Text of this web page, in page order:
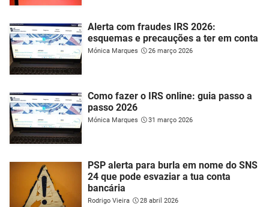
Alerta com fraudes IRS 2026:
esquemas e precauções a ter em conta
Mónica Marques 26 março 2026
Como fazer o IRS online: guia passo a
passo 2026
Mónica Marques 31 março 2026
PSP alerta para burla em nome do SNS
24 que pode esvaziar a tua conta
bancária
Rodrigo Vieira 28 abril 2026